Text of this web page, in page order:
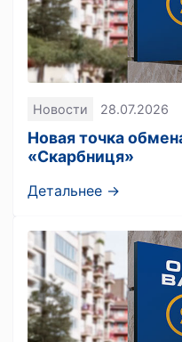
Новости 28.07.2026
Новая точка
«Скарбниця»
Детальнее →